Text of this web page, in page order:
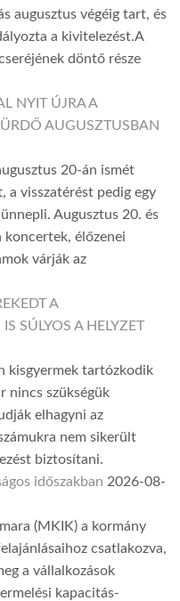
augusztus végéig tart, és
a kivitelezést.A
döntő része
NYIT ÚJRA A
AUGUSZTUSBAN
20-án ismét
a visszatérést pedig egy
Augusztus 20. és
élőzenei
várják az
A
SÚLYOS A HELYZET
kisgyermek tartózkodik
nincs szükségük
elhagyni az
nem sikerült
biztosítani.
időszakban 2026-08-
(MKIK) a kormány
csatlakozva,
a vállalkozások
kapacitás-